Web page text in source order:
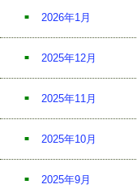
2026年1月
2025年12月
2025年11月
2025年10月
2025年9月